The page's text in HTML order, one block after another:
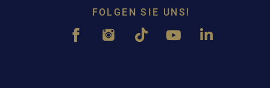
FOLGEN SIE UNS!